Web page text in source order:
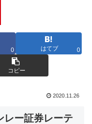
0 はてブ 0
コピー
2020.11.26
レー証券レーテ